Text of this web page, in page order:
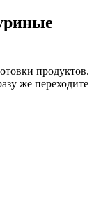
продуктов.
же переходите